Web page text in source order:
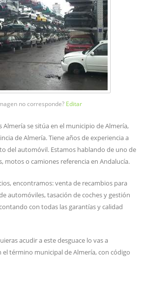
no corresponde? Editar
Almería se sitúa en el municipio de Almería,
de Almería. Tiene años de experiencia a
del automóvil. Estamos hablando de uno de
motos o camiones referencia en Andalucía.
encontramos: venta de recambios para
automóviles, tasación de coches y gestión
con todas las garantías y calidad
acudir a este desguace lo vas a
término municipal de Almería, con código